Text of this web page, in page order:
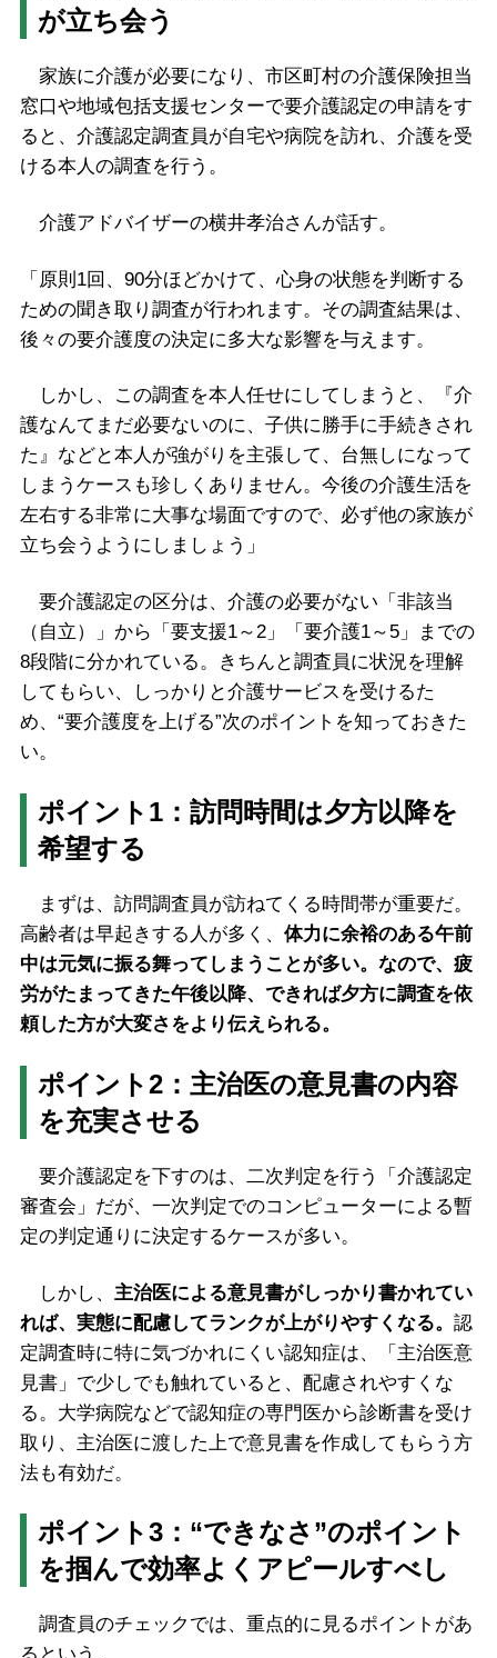
が立ち会う
家族に介護が必要になり、市区町村の介護保険担当
窓口や地域包括支援センターで要介護認定の申請をす
ると、介護認定調査員が自宅や病院を訪れ、介護を受
ける本人の調査を行う。
介護アドバイザーの横井孝治さんが話す。
「原則1回、90分ほどかけて、心身の状態を判断する
ための聞き取り調査が行われます。その調査結果は、
後々の要介護度の決定に多大な影響を与えます。
しかし、この調査を本人任せにしてしまうと、『介
護なんてまだ必要ないのに、子供に勝手に手続きされ
た』などと本人が強がりを主張して、台無しになって
しまうケースも珍しくありません。今後の介護生活を
左右する非常に大事な場面ですので、必ず他の家族が
立ち会うようにしましょう」
要介護認定の区分は、介護の必要がない「非該当
（自立）」から「要支援1～2」「要介護1～5」までの
8段階に分かれている。きちんと調査員に状況を理解
してもらい、しっかりと介護サービスを受けるた
め、“要介護度を上げる”次のポイントを知っておきた
い。
ポイント1：訪問時間は夕方以降を
希望する
まずは、訪問調査員が訪ねてくる時間帯が重要だ。
高齢者は早起きする人が多く、 体力に余裕のある午前
中は元気に振る舞ってしまうことが多い。なので、疲
労がたまってきた午後以降、できれば夕方に調査を依
頼した方が大変さをより伝えられる。
ポイント2：主治医の意見書の内容
を充実させる
要介護認定を下すのは、二次判定を行う「介護認定
審査会」だが、一次判定でのコンピューターによる暫
定の判定通りに決定するケースが多い。
しかし、 主治医による意見書がしっかり書かれてい
れば、実態に配慮してランクが上がりやすくなる。 認
定調査時に特に気づかれにくい認知症は、「主治医意
見書」で少しでも触れていると、配慮されやすくな
る。大学病院などで認知症の専門医から診断書を受け
取り、主治医に渡した上で意見書を作成してもらう方
法も有効だ。
ポイント3：“できなさ”のポイント
を掴んで効率よくアピールすべし
調査員のチェックでは、重点的に見るポイントがあ